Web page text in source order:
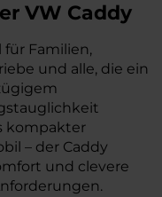
VW Caddy
für Familien,
und alle, die ein
kompakter
– der Caddy
und clevere